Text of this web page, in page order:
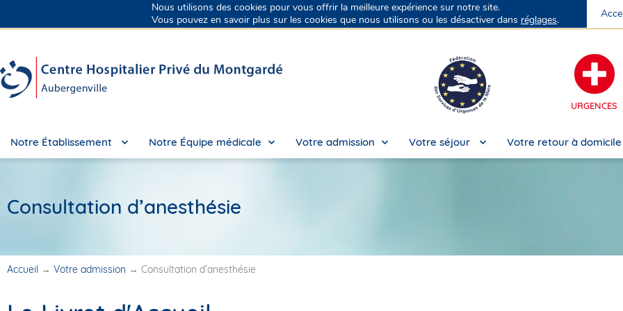
Entre nous, la vie
URGENCES
Notre Établissement Notre Équipe médicale Votre admission Votre séjour Votre retour à domicile
Consultation d’anesthésie
Accueil → Votre admission → Consultation d’anesthésie
Nous utilisons des cookies pour vous offrir la meilleure expérience sur notre site.
Vous pouvez en savoir plus sur les cookies que nous utilisons ou les désactiver dans réglages.